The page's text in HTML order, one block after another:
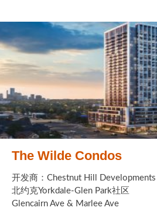
The Wilde Condos
开发商：Chestnut Hill Developments
北约克Yorkdale-Glen Park社区
Glencairn Ave & Marlee Ave